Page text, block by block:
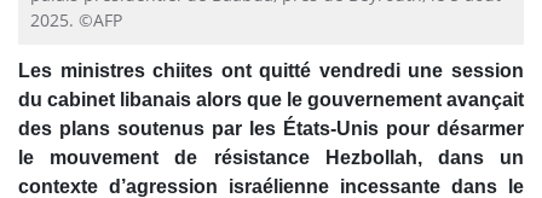
2025. ©AFP
Les ministres chiites ont quitté vendredi une session
du cabinet libanais alors que le gouvernement avançait
des plans soutenus par les États-Unis pour désarmer
le mouvement de résistance Hezbollah, dans un
contexte d’agression israélienne incessante dans le